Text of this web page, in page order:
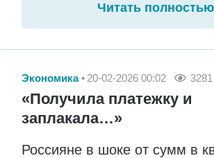
Читать полностью
Экономика 20-02-2026 00:02 3281
«Получила платежку и
заплакала…»
Россияне в шоке от сумм в